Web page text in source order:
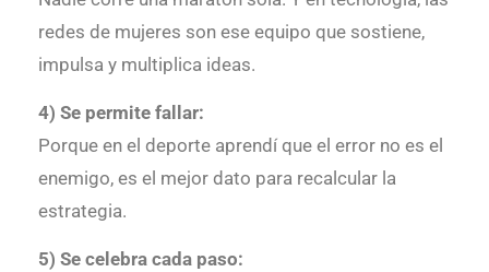
redes de mujeres son ese equipo que sostiene,
impulsa y multiplica ideas.
4) Se permite fallar:
Porque en el deporte aprendí que el error no es el
enemigo, es el mejor dato para recalcular la
estrategia.
5) Se celebra cada paso: